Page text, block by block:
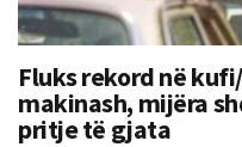
Fluks rekord në
makinash, mijëra
pritje të gjata